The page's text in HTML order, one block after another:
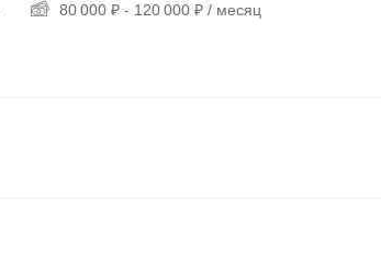
80 000 ₽ - 120 000 ₽ / месяц